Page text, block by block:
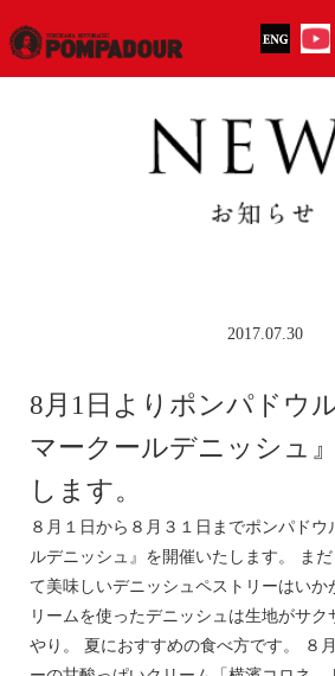
2017.07.30
8月1日よりポンパドウ
マークールデニッシュ
します。
８月１日から８月３１日までポンパド
ルデニッシュ』を開催いたします。 ま
て美味しいデニッシュペストリーはいか
リームを使ったデニッシュは生地がサク
やり。 夏におすすめの食べ方です。 ８